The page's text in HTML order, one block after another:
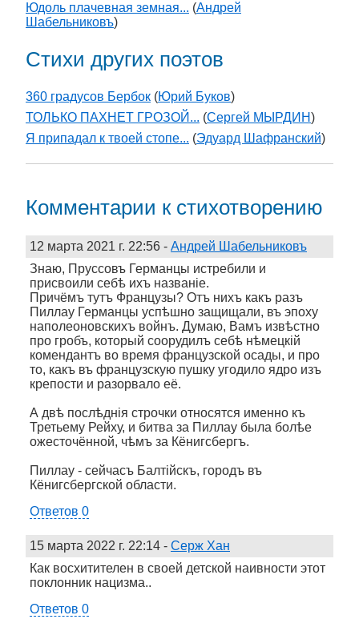
Юдоль плачевная земная... (Андрей
Шабельниковъ)
Стихи других поэтов
360 градусов Бербок (Юрий Буков)
ТОЛЬКО ПАХНЕТ ГРОЗОЙ... (Сергей МЫРДИН)
Я припадал к твоей стопе... (Эдуард Шафранский)
Комментарии к стихотворению
12 марта 2021 г. 22:56 - Андрей Шабельниковъ
Знаю, Пруссовъ Германцы истребили и
присвоили себѣ ихъ названiе.
Причёмъ тутъ Французы? Отъ нихъ какъ разъ
Пиллау Германцы успѣшно защищали, въ эпоху
наполеоновскихъ войнъ. Думаю, Вамъ извѣстно
про гробъ, который соорудилъ себѣ нѣмецкiй
комендантъ во время французской осады, и про
то, какъ въ французскую пушку угодило ядро изъ
крепости и разорвало её.
А двѣ послѣднiя строчки относятся именно къ
Третьему Рейху, и битва за Пиллау была болѣе
ожесточённой, чѣмъ за Кёнигсбергъ.
Пиллау - сейчасъ Балтiйскъ, городъ въ
Кёнигсбергской области.
Ответов 0
15 марта 2022 г. 22:14 - Серж Хан
Как восхитителен в своей детской наивности этот
поклонник нацизма..
Ответов 0